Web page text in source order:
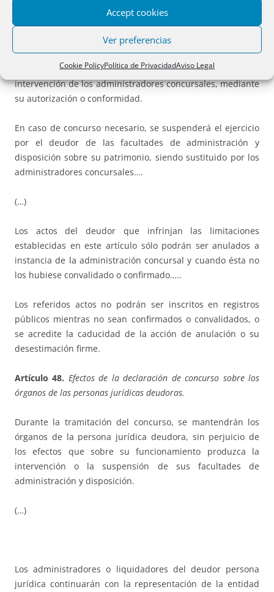
Accept cookies
Ver preferencias
Cookie PolicyPolítica de PrivacidadAviso Legal
Facultades patrimoniales del deudor.
En caso de concurso voluntario, el deudor conservará las
facultades de administración y disposición sobre su
patrimonio, quedando sometido el ejercicio de éstas a la
intervención de los administradores concursales, mediante
su autorización o conformidad.
En caso de concurso necesario, se suspenderá el ejercicio
por el deudor de las facultades de administración y
disposición sobre su patrimonio, siendo sustituido por los
administradores concursales….
(…)
Los actos del deudor que infrinjan las limitaciones
establecidas en este artículo sólo podrán ser anulados a
instancia de la administración concursal y cuando ésta no
los hubiese convalidado o confirmado…..
Los referidos actos no podrán ser inscritos en registros
públicos mientras no sean confirmados o convalidados, o
se acredite la caducidad de la acción de anulación o su
desestimación firme.
Artículo 48. Efectos de la declaración de concurso sobre los
órganos de las personas jurídicas deudoras.
Durante la tramitación del concurso, se mantendrán los
órganos de la persona jurídica deudora, sin perjuicio de
los efectos que sobre su funcionamiento produzca la
intervención o la suspensión de sus facultades de
administración y disposición.
(…)
Los administradores o liquidadores del deudor persona
jurídica continuarán con la representación de la entidad